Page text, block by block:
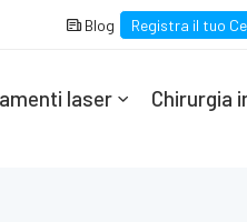
Blog Registra il tuo
laser Chirurgia